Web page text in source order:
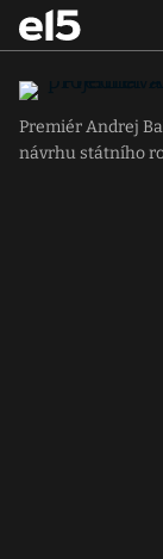
Premiér Andrej
návrhu státního